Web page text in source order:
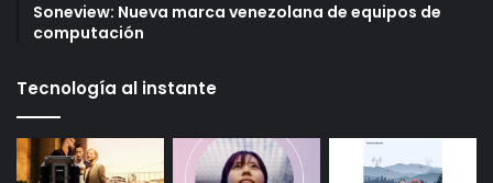
Soneview: Nueva marca venezolana de equipos de
computación
Tecnología al instante